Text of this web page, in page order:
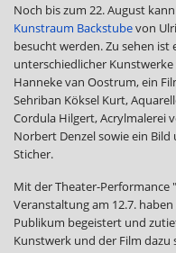
Noch bis zum 22. August
Kunstraum Backstubevon
besucht werden. Zu sehen
unterschiedlicher
Hanneke van Oostrum, ein
Sehriban Köksel Kurt,
Cordula Hilgert, Acrylmalerei
Norbert Denzel sowie ein
Sticher.
Mit der Theater-Performance
Veranstaltung am 12.7.
Publikum begeistert und
Kunstwerk und der Film dazu